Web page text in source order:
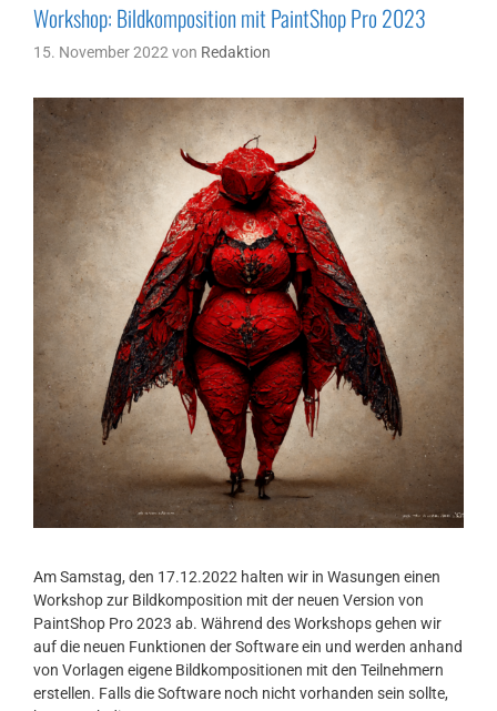
Workshop: Bildkomposition mit PaintShop Pro 2023
15. November 2022von Redaktion
Am Samstag, den 17.12.2022 halten wir in Wasungen einen
Workshop zur Bildkomposition mit der neuen Version von
PaintShop Pro 2023 ab. Während des Workshops gehen wir
auf die neuen Funktionen der Software ein und werden anhand
von Vorlagen eigene Bildkompositionen mit den Teilnehmern
erstellen. Falls die Software noch nicht vorhanden sein sollte,